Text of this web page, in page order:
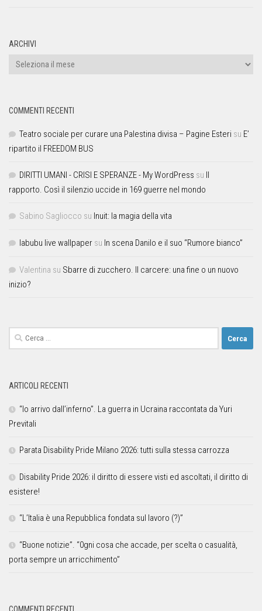
ARCHIVI
COMMENTI RECENTI
Teatro sociale per curare una Palestina divisa – Pagine Esteri su E’
ripartito il FREEDOM BUS
DIRITTI UMANI - CRISI E SPERANZE - My WordPress su Il
rapporto. Così il silenzio uccide in 169 guerre nel mondo
Sabino Sagliocco su Inuit: la magia della vita
labubu live wallpaper su In scena Danilo e il suo “Rumore bianco”
Valentina su Sbarre di zucchero. Il carcere: una fine o un nuovo
inizio?
ARTICOLI RECENTI
“Io arrivo dall’inferno”. La guerra in Ucraina raccontata da Yuri
Previtali
Parata Disability Pride Milano 2026: tutti sulla stessa carrozza
Disability Pride 2026: il diritto di essere visti ed ascoltati, il diritto di
esistere!
“L’Italia è una Repubblica fondata sul lavoro (?)”
“Buone notizie”. “0gni cosa che accade, per scelta o casualità,
porta sempre un arricchimento”